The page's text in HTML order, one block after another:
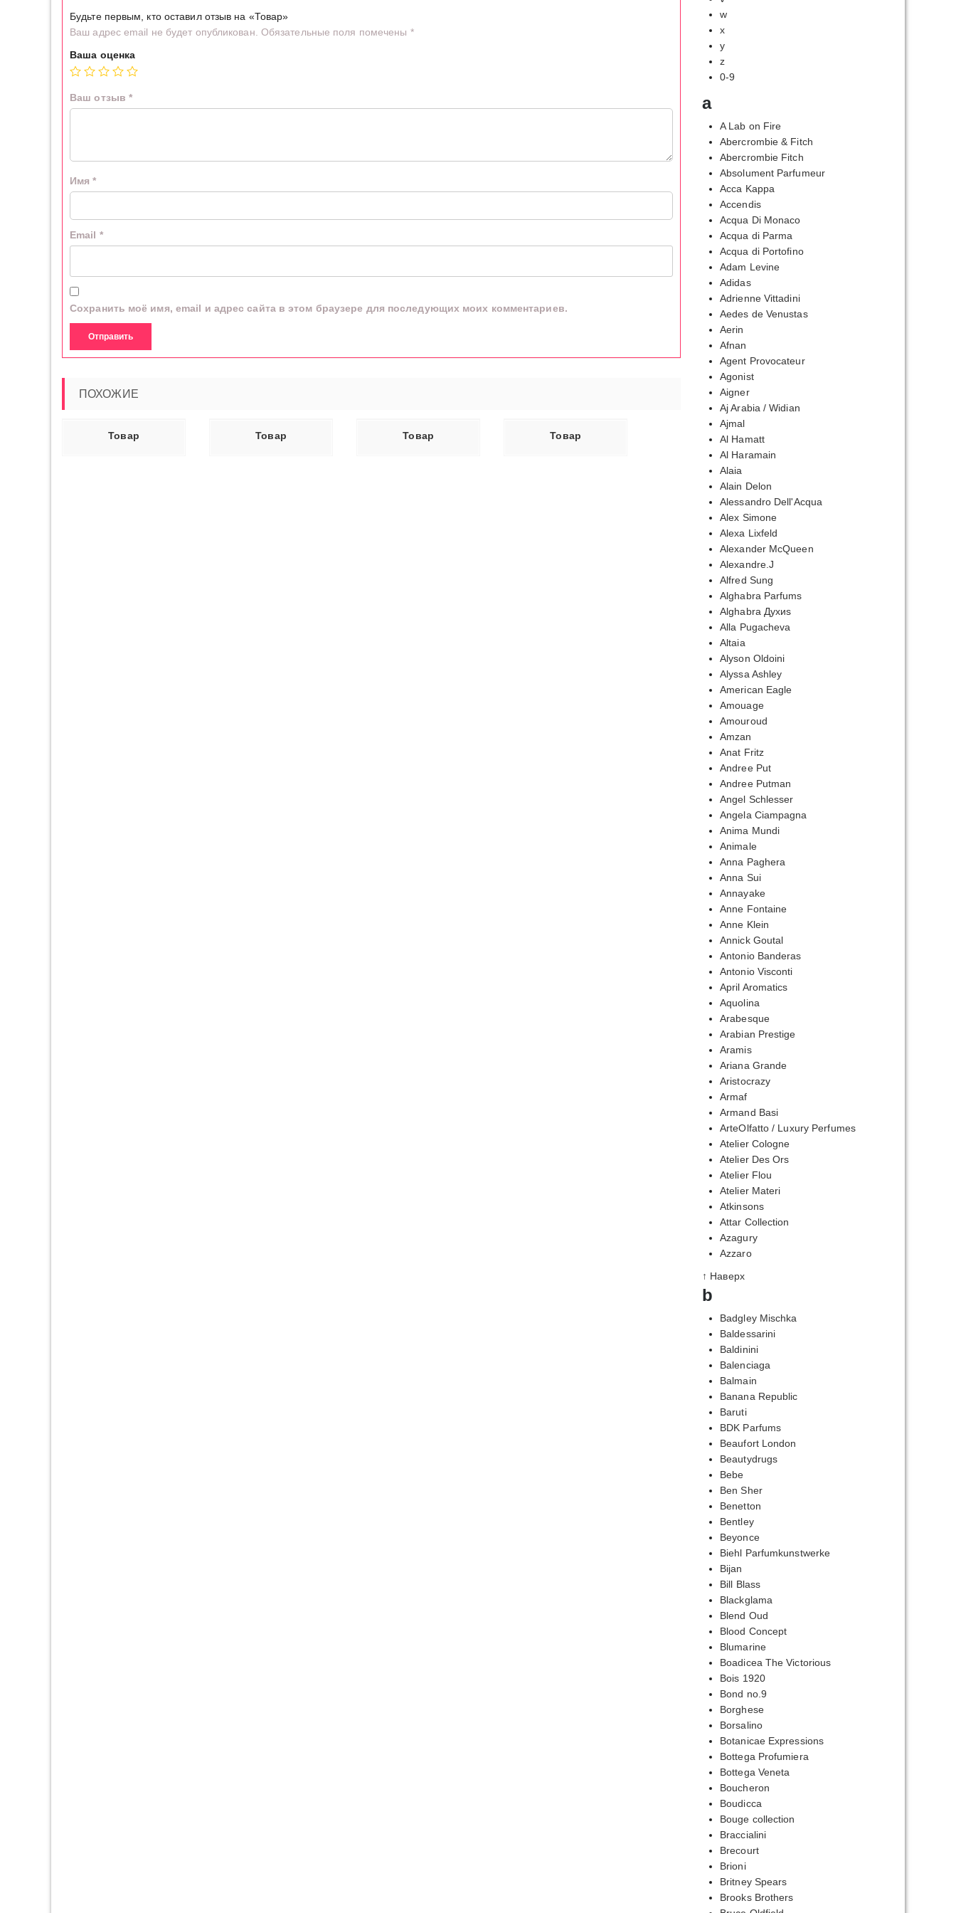
Будьте первым, кто оставил отзыв на «Товар»
Ваш адрес email не будет опубликован. Обязательные поля помечены *
Ваша оценка
Ваш отзыв *
Имя*
Email *
Сохранить моё имя, email и адрес сайта в этом браузере для последующих моих комментариев.
ПОХОЖИЕ
Товар Товар Товар Товар
w
x
y
z
0-9
a
A Lab on Fire
Abercrombie & Fitch
Abercrombie Fitch
Absolument Parfumeur
Acca Kappa
Accendis
Acqua Di Monaco
Acqua di Parma
Acqua di Portofino
Adam Levine
Adidas
Adrienne Vittadini
Aedes de Venustas
Aerin
Afnan
Agent Provocateur
Agonist
Aigner
Aj Arabia / Widian
Ajmal
Al Hamatt
Al Haramain
Alaia
Alain Delon
Alessandro Dell'Acqua
Alex Simone
Alexa Lixfeld
Alexander McQueen
Alexandre.J
Alfred Sung
Alghabra Parfums
Alghabra Духиs
Alla Pugacheva
Altaia
Alyson Oldoini
Alyssa Ashley
American Eagle
Amouage
Amouroud
Amzan
Anat Fritz
Andree Put
Andree Putman
Angel Schlesser
Angela Ciampagna
Anima Mundi
Animale
Anna Paghera
Anna Sui
Annayake
Anne Fontaine
Anne Klein
Annick Goutal
Antonio Banderas
Antonio Visconti
April Aromatics
Aquolina
Arabesque
Arabian Prestige
Aramis
Ariana Grande
Aristocrazy
Armaf
Armand Basi
ArteOlfatto / Luxury Perfumes
Atelier Cologne
Atelier Des Ors
Atelier Flou
Atelier Materi
Atkinsons
Attar Collection
Azagury
Azzaro
↑ Наверх
b
Badgley Mischka
Baldessarini
Baldinini
Balenciaga
Balmain
Banana Republic
Baruti
BDK Parfums
Beaufort London
Beautydrugs
Bebe
Ben Sher
Benetton
Bentley
Beyonce
Biehl Parfumkunstwerke
Bijan
Bill Blass
Blackglama
Blend Oud
Blood Concept
Blumarine
Boadicea The Victorious
Bois 1920
Bond no.9
Borghese
Borsalino
Botanicae Expressions
Bottega Profumiera
Bottega Veneta
Boucheron
Boudicca
Bouge collection
Braccialini
Brecourt
Brioni
Britney Spears
Brooks Brothers